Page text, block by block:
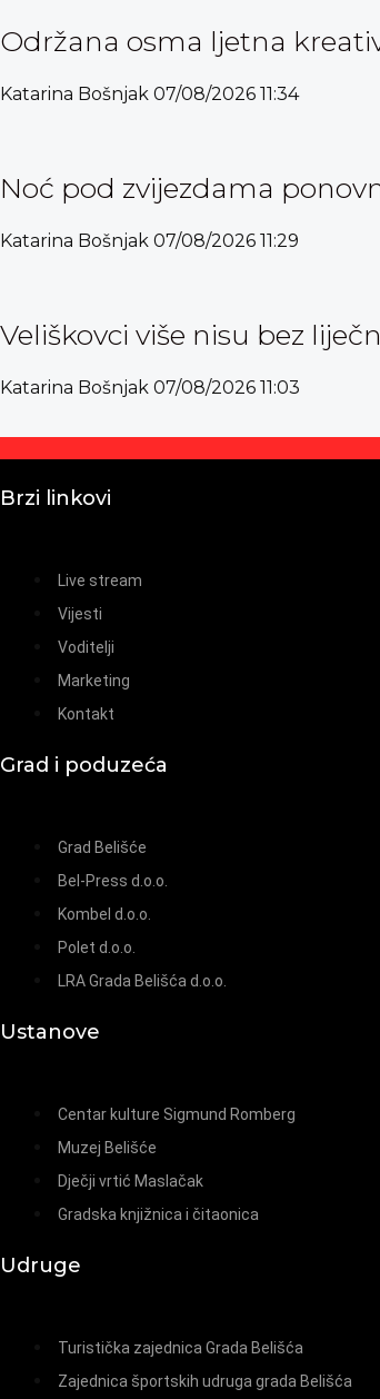
Održana osma ljetna
Katarina Bošnjak 07/08/2026 11:34
Noć pod zvijezdama
Katarina Bošnjak 07/08/2026 11:29
Veliškovci više nisu bez
Katarina Bošnjak 07/08/2026 11:03
Brzi linkovi
Live stream
Vijesti
Voditelji
Marketing
Kontakt
Grad i poduzeća
Grad Belišće
Bel-Press d.o.o.
Kombel d.o.o.
Polet d.o.o.
LRA Grada Belišća d.o.o.
Ustanove
Centar kulture Sigmund Romberg
Muzej Belišće
Dječji vrtić Maslačak
Gradska knjižnica i čitaonica
Udruge
Turistička zajednica Grada Belišća
Zajednica športskih udruga grada Belišća